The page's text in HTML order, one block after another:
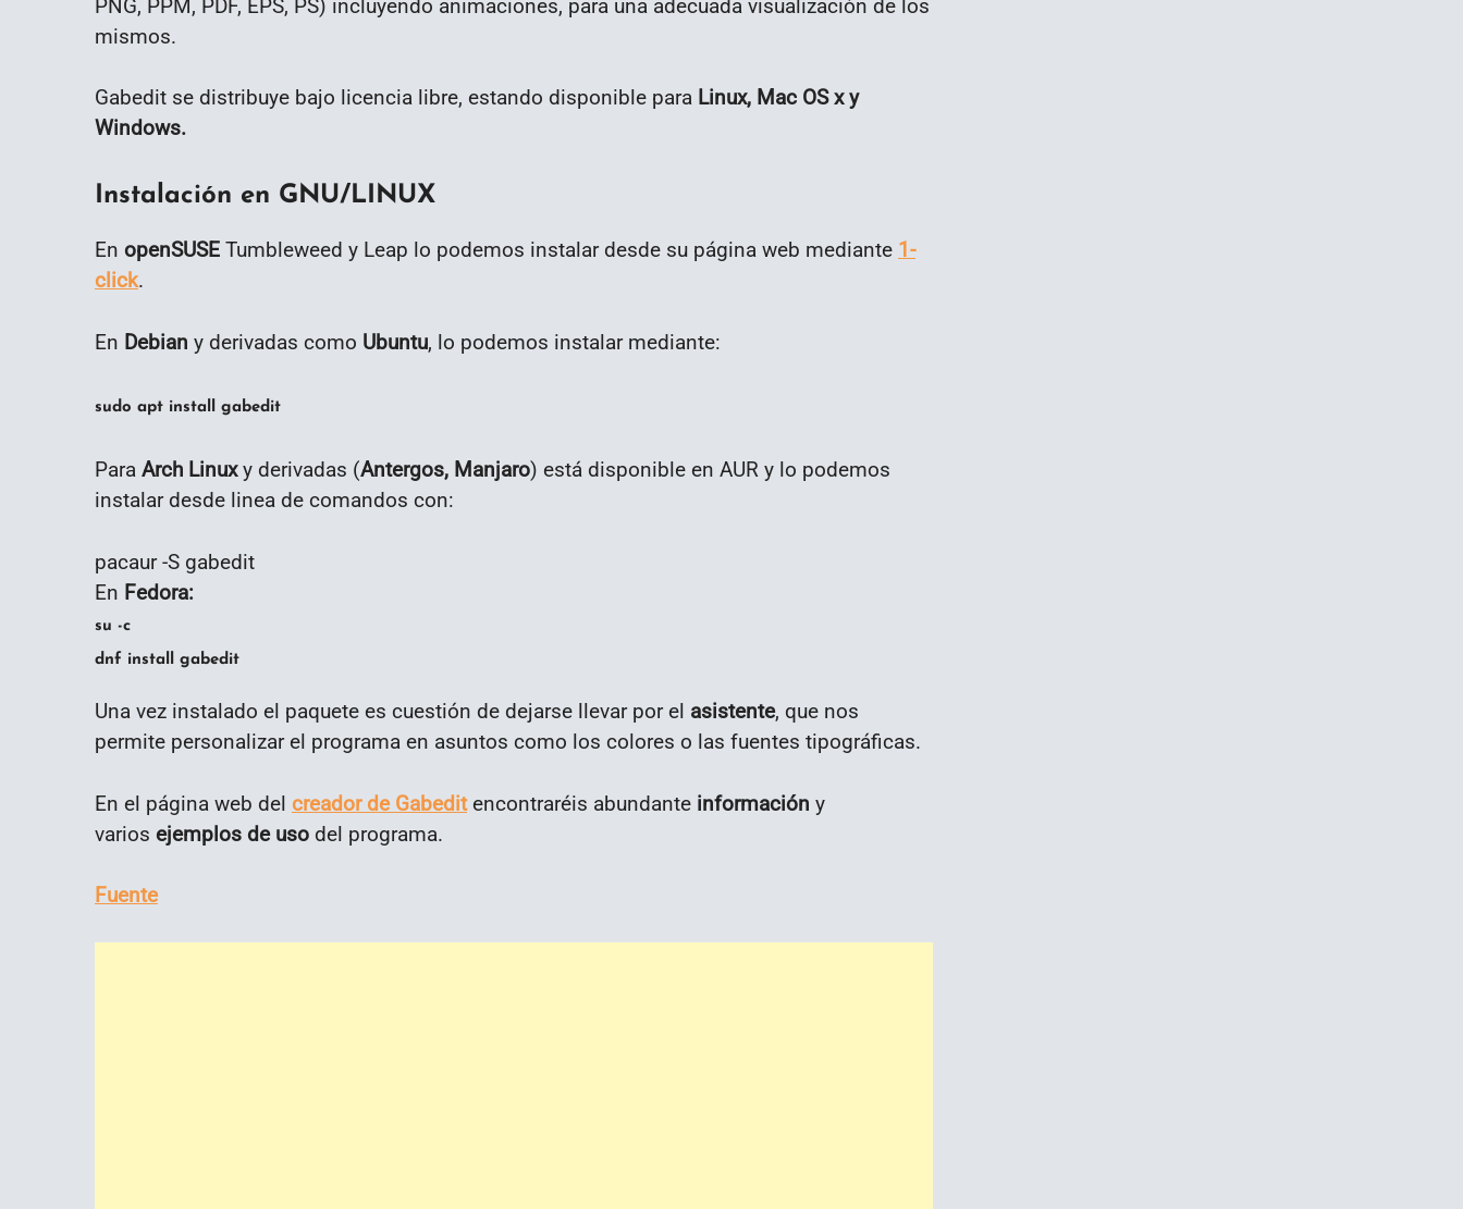
PNG, PPM, PDF, EPS, PS) incluyendo animaciones, para una adecuada visualización de los
mismos.
Gabedit se distribuye bajo licencia libre, estando disponible para Linux, Mac OS x y
Windows.
Instalación en GNU/LINUX
En openSUSE Tumbleweed y Leap lo podemos instalar desde su página web mediante 1-
click.
En Debian y derivadas como Ubuntu, lo podemos instalar mediante:
sudo apt install gabedit
Para Arch Linuxy derivadas (Antergos, Manjaro) está disponible en AUR y lo podemos
instalar desde linea de comandos con:
pacaur -S gabedit
En Fedora:
su -c
dnf install gabedit
Una vez instalado el paquete es cuestión de dejarse llevar por el asistente, que nos
permite personalizar el programa en asuntos como los colores o las fuentes tipográficas.
En el página web del creador de Gabeditencontraréis abundante información y
varios ejemplos de uso del programa.
Fuente